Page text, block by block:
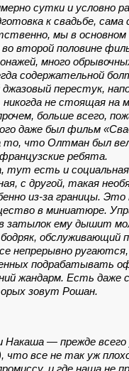
сутки и условно
к свадьбе, сама
мы в основном
второй половине
много
содержательной
перестук,
никогда не стоящая на
больше всего,
даже был фильм
то, что Олтман был
ребята.
тут есть и
с другой, такая
из-за границы.
в миниатюре.
затылок ему дышит
обслуживающий
непрерывно
подрабатывать
жандарм. Есть даже
зовут Рошан.
и Накаша — прежде
что все не так уж
и где наша не